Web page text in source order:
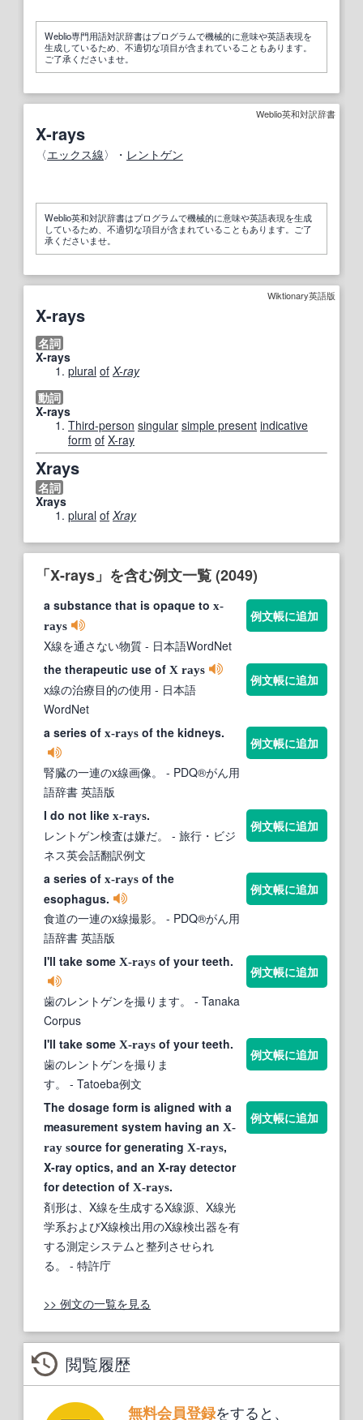
Weblio専門用語対訳辞書はプログラムで機械的に意味や英語表現を
生成しているため、不適切な項目が含まれていることもあります。
ご了承くださいませ。
Weblio英和対訳辞書
X‐rays
〈エックス線〉・ レントゲン
Weblio英和対訳辞書はプログラムで機械的に意味や英語表現を生成
しているため、不適切な項目が含まれていることもあります。ご了
承くださいませ。
Wiktionary英語版
X-rays
名詞
X-rays
plural of X-ray
動詞
X-rays
Third-person singular simple present indicative
form of X-ray
Xrays
名詞
Xrays
plural of Xray
「X-rays」を含む例文一覧 (2049)
a substance that is opaque to x-
rays
X線を通さない物質 - 日本語WordNet
例文帳に追加
the therapeutic use of X rays
x線の治療目的の使用 - 日本語
WordNet
例文帳に追加
a series of x-rays of the kidneys.
腎臓の一連のx線画像。
- PDQ®がん用
語辞書 英語版
例文帳に追加
I do not like x-rays.
レントゲン検査は嫌だ。
- 旅行・ビジ
ネス英会話翻訳例文
例文帳に追加
a series of x-rays of the
esophagus.
食道の一連のx線撮影。
- PDQ®がん用
語辞書 英語版
例文帳に追加
I'll take some X-rays of your teeth.
歯のレントゲンを撮ります。
- Tanaka
Corpus
例文帳に追加
I'll take some X-rays of your teeth.
歯のレントゲンを撮りま
す。
- Tatoeba例文
例文帳に追加
The dosage form is aligned with a
measurement system having an X-
ray source for generating X-rays,
X-ray optics, and an X-ray detector
for detection of X-rays.
剤形は、X線を生成するX線源、X線光
学系およびX線検出用のX線検出器を有
する測定システムと整列させられ
る。
- 特許庁
例文帳に追加
>> 例文の一覧を見る
閲覧履歴
無料会員登録をすると、